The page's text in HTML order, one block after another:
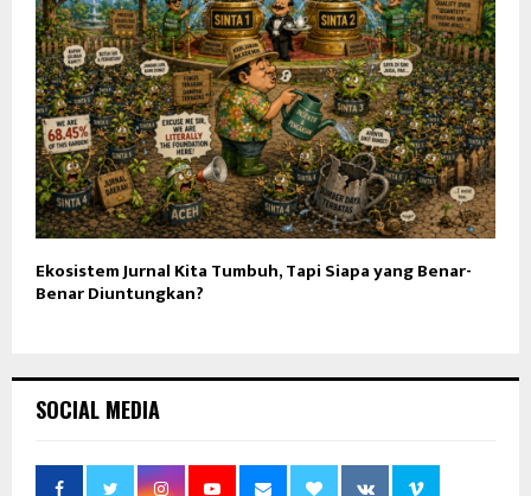
Ekosistem Jurnal Kita Tumbuh, Tapi Siapa yang Benar-
Benar Diuntungkan?
SOCIAL MEDIA